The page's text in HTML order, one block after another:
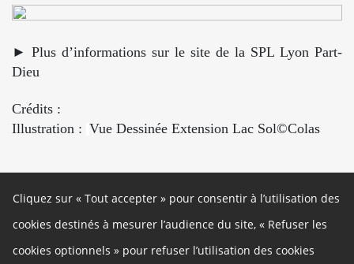
► Plus d’informations sur le site de la SPL Lyon Part-
Dieu
Crédits :
Illustration : Vue Dessinée Extension Lac Sol©Colas
Cliquez sur « Tout accepter » pour consentir à l’utilisation des
cookies destinés à mesurer l’audience du site, « Refuser les
cookies optionnels » pour refuser l’utilisation des cookies
Un site de la Métropole de Lyon
Autres liens
Cookies Gestion des cookies